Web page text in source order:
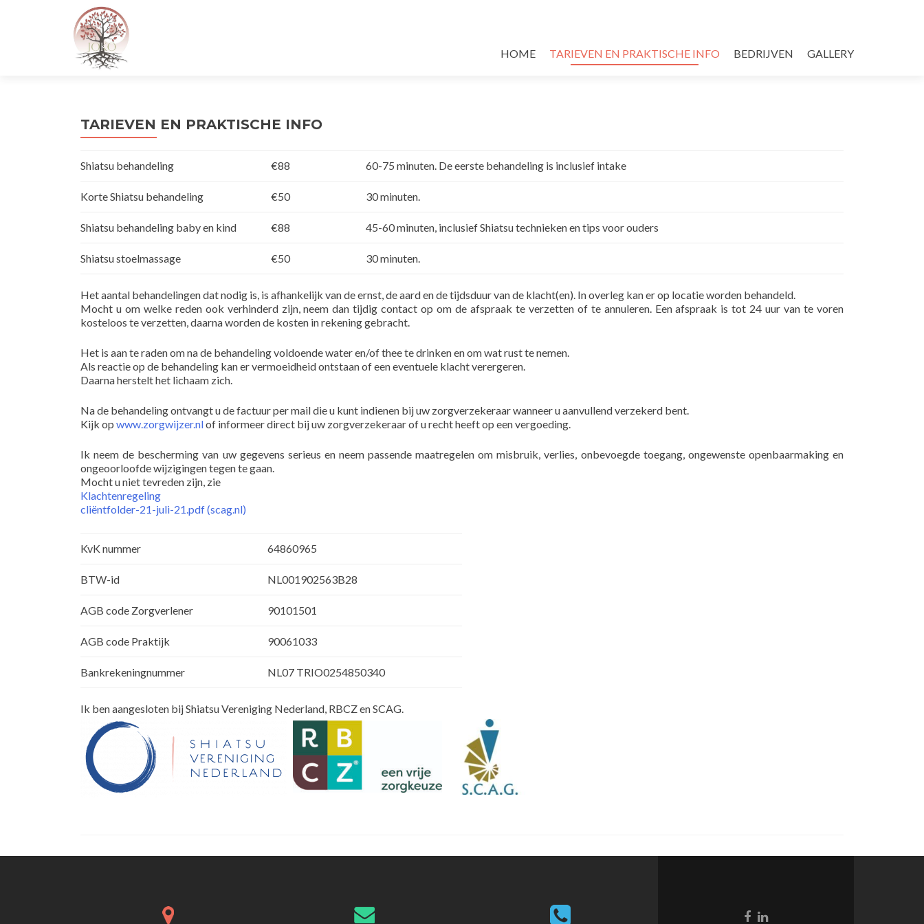
HOME TARIEVEN EN PRAKTISCHE INFO BEDRIJVEN GALLERY
TARIEVEN EN PRAKTISCHE INFO
Shiatsu behandeling €88 60-75 minuten. De eerste behandeling is inclusief intake
Korte Shiatsu behandeling €50 30 minuten.
Shiatsu behandeling baby en kind €88 45-60 minuten, inclusief Shiatsu technieken en tips voor ouders
Shiatsu stoelmassage €50 30 minuten.
Het aantal behandelingen dat nodig is, is afhankelijk van de ernst, de aard en de tijdsduur van de klacht(en). In overleg kan er op locatie worden behandeld.
Mocht u om welke reden ook verhinderd zijn, neem dan tijdig contact op om de afspraak te verzetten of te annuleren. Een afspraak is tot 24 uur van te voren
kosteloos te verzetten, daarna worden de kosten in rekening gebracht.
Het is aan te raden om na de behandeling voldoende water en/of thee te drinken en om wat rust te nemen.
Als reactie op de behandeling kan er vermoeidheid ontstaan of een eventuele klacht verergeren.
Daarna herstelt het lichaam zich.
Na de behandeling ontvangt u de factuur per mail die u kunt indienen bij uw zorgverzekeraar wanneer u aanvullend verzekerd bent.
Kijk op www.zorgwijzer.nlof informeer direct bij uw zorgverzekeraar of u recht heeft op een vergoeding.
Ik neem de bescherming van uw gegevens serieus en neem passende maatregelen om misbruik, verlies, onbevoegde toegang, ongewenste openbaarmaking en
ongeoorloofde wijzigingen tegen te gaan.
Mocht u niet tevreden zijn, zie
Klachtenregeling
cliëntfolder-21-juli-21.pdf (scag.nl)
KvK nummer 64860965
BTW-id NL001902563B28
AGB code Zorgverlener 90101501
AGB code Praktijk 90061033
Bankrekeningnummer NL07 TRIO0254850340
Ik ben aangesloten bij Shiatsu Vereniging Nederland, RBCZ en SCAG.